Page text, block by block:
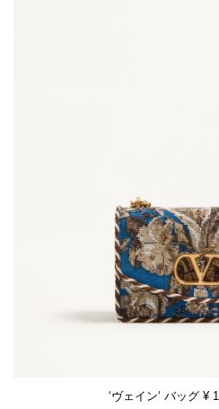
‘ヴェイン‘ バッグ ¥